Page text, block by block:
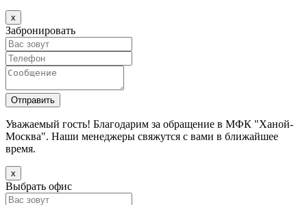
х
Забронировать
Уважаемый гость! Благодарим за обращение в МФК "Ханой-
Москва". Наши менеджеры свяжутся с вами в ближайшее
время.
х
Выбрать офис